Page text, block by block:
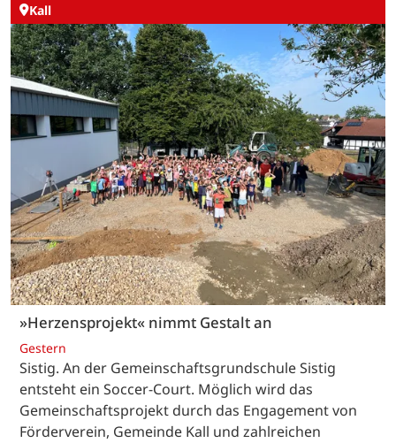
Kall
»Herzensprojekt« nimmt Gestalt an
Gestern
Sistig. An der Gemeinschaftsgrundschule Sistig
entsteht ein Soccer-Court. Möglich wird das
Gemeinschaftsprojekt durch das Engagement von
Förderverein, Gemeinde Kall und zahlreichen